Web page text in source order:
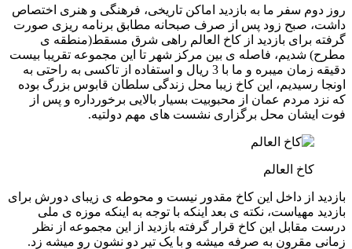
روز دوم سفر ما به بازدید اماکن تاریخی، فرهنگی و هنری اختصاص
داشت، صبح زود پس از صرف صبحانه مطابق برنامه ریزی صورت
گرفته برای بازدید از کاخ العالم راهی شرق مسقط(منطقه ی
مطرح) شدیم، فاصله ی بین مرکز شهر تا این مجموعه تقریبا بیست
دقیقه زمان میبره و ما با 3 ریال و استفاده از تاکسی به راحتی به
اونجا رسیدیم، این کاخ زیبا محل زندگی سلطان قابوس بزرگ بوده
که نزد مردم عمان از محبوبیت بسیار بالایی برخورداره و پس از
فوت ایشان محل برگزاری نشست های مهم دولتیه.
کاخ العالم
بازدید از داخل این کاخ مقدور نیست و محوطه ی زیبای دورش برای
بازدید مهیاست، نکته ی بعد اینکه با توجه به اینکه موزه ی ملی
درست مقابل این کاخ قرار گرفته بازدید از این مجموعه از نظر
زمانی مقرون به صرفه میشه و با یک تیر دو نشون رو میشه زد.